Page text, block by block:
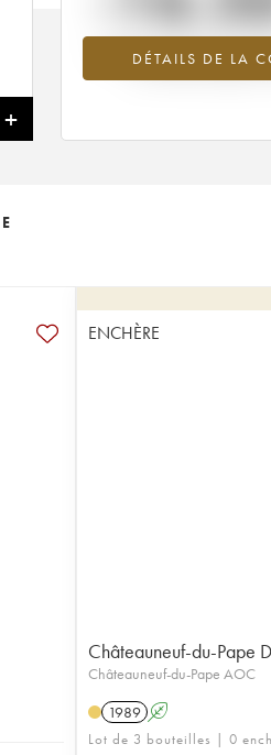
+
DÉTAILS DE LA
Tendance à la baisse du
en 2026 par rapport à
ENCHÈRE
Châteauneuf-du-Pape
Châteauneuf-du-Pape AOC
1989 A
Lot de 3 bouteilles | 0